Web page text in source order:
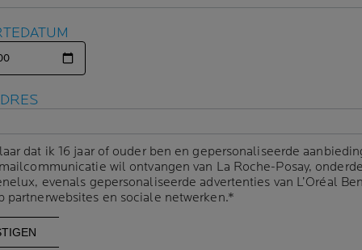
te beginnen: misschien ervaar je veranderingen in je
huid,
en hygiëne routine.
Dit is een belangrijke tijd om goed
dat ik 16 jaar of ouder ben en gepersonaliseerde
wil ontvangen van La Roche-Posay,
evenals gepersonaliseerde advertenties van L’Oréal
partnerwebsites en sociale netwerken.*
dat ik 16 jaar of ouder ben en gepersonaliseerde
wil ontvangen van La Roche-Posay,
evenals gepersonaliseerde advertenties van L’Oréal
partnerwebsites en sociale netwerken.*